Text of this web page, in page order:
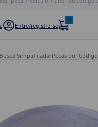
Entre/registre-se
0
Busca Simplificada/Peças por